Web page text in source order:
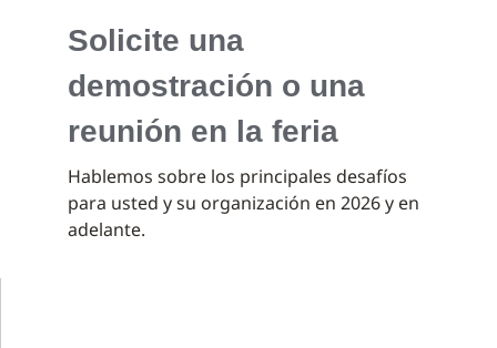
Solicite una
demostración o una
reunión en la feria
Hablemos sobre los principales desafíos
para usted y su organización en 2026 y en
adelante.